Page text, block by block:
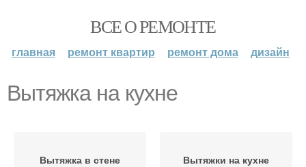
ВСЕ О РЕМОНТЕ
главная ремонт квартир ремонт дома дизайн
Вытяжка на кухне
Вытяжка в стене Вытяжки на кухне